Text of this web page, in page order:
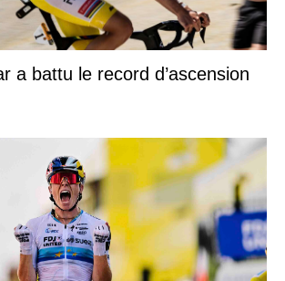
a battu le record d’ascension